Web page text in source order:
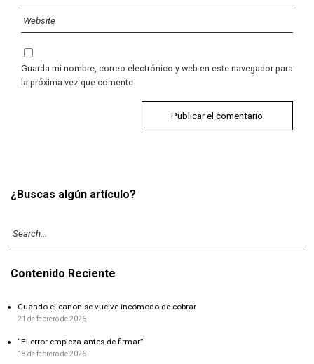
Guarda mi nombre, correo electrónico y web en este navegador para
la próxima vez que comente.
¿Buscas algún artículo?
Contenido Reciente
Cuando el canon se vuelve incómodo de cobrar
21 de febrero de 2026
“El error empieza antes de firmar”
18 de febrero de 2026